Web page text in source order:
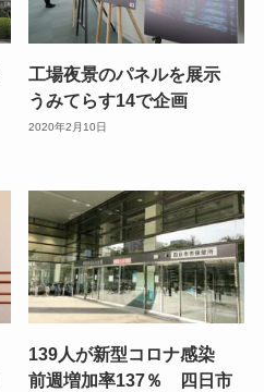
工場夜景のパネルを展示
うみてらす14で企画
2020年2月10日
139人が新型コロナ感染
前週増加率137％ 四日市